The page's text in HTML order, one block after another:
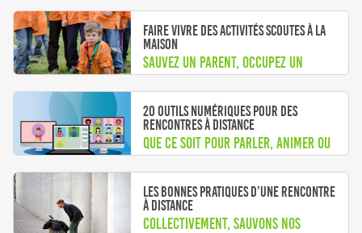
Faire vivre des activités scoutes à la
maison
Sauvez un parent, occupez un
20 outils numériques pour des
rencontres à distance
Que ce soit pour parler, animer ou
Les bonnes pratiques d’une rencontre
à distance
Collectivement, sauvons nos